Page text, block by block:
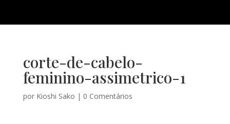
corte-de-cabelo-
feminino-assimetrico-1
por Kioshi Sako | 0 Comentários